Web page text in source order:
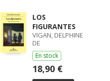
LOS
FIGURANTES
VIGAN, DELPHINE
DE
En stock
18,90 €